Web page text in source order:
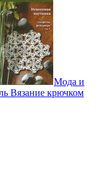
Мода и
Вязание крючком